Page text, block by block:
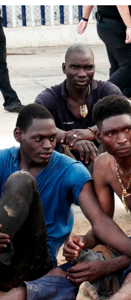
de origen
saltando la valla fronteriza
Se trata de uno de los
tenido lugar en torno a las
Chino.